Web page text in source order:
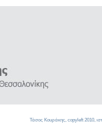
Τάσος Κουράκης, copyleft 2010,